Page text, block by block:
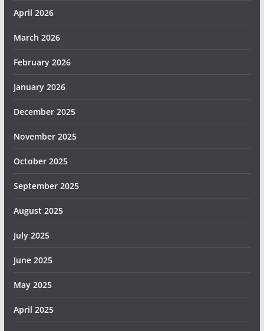
April 2026
March 2026
February 2026
January 2026
December 2025
November 2025
October 2025
September 2025
August 2025
July 2025
June 2025
May 2025
April 2025